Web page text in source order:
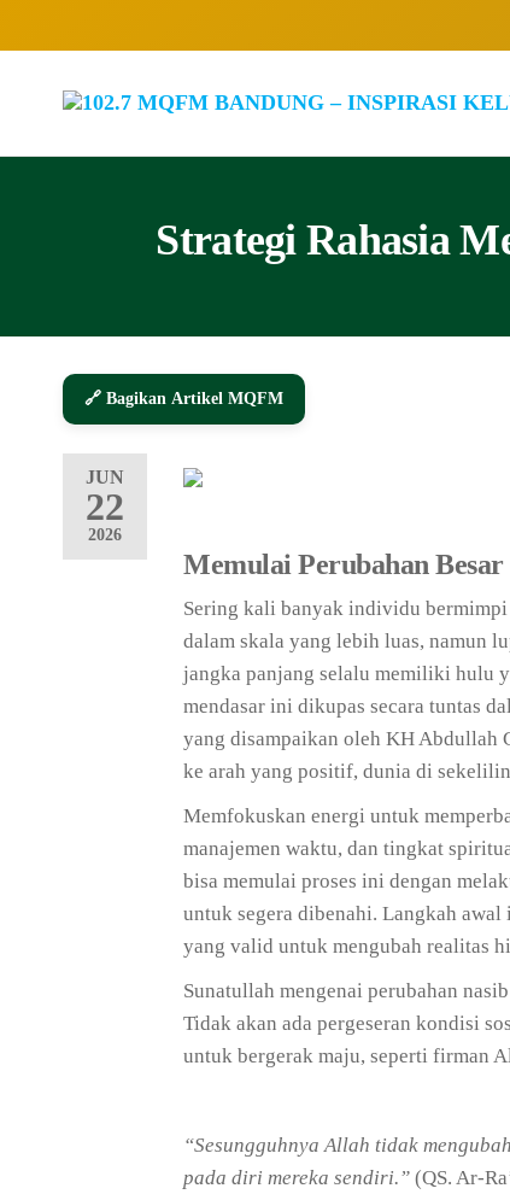
Strategi Rahasia
🔗 Bagikan Artikel MQFM
JUN
22
2026
Memulai Perubahan
Sering kali banyak individu
dalam skala yang lebih luas, namun
jangka panjang selalu memiliki hulu
mendasar ini dikupas secara tuntas
yang disampaikan oleh KH Abdullah
ke arah yang positif, dunia di
Memfokuskan energi untuk
manajemen waktu, dan tingkat
bisa memulai proses ini dengan
untuk segera dibenahi. Langkah awal
yang valid untuk mengubah realitas
Sunatullah mengenai perubahan
Tidak akan ada pergeseran kondisi
untuk bergerak maju, seperti firman
“Sesungguhnya Allah tidak
pada diri mereka sendiri.” (QS. Ar-